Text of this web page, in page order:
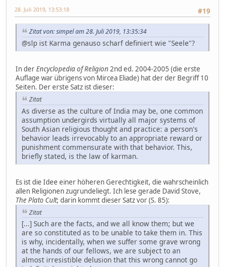
#19
28. Juli 2019, 13:53:18
Zitat von: simpel am 28. Juli 2019, 13:35:34
@slp ist Karma genauso scharf definiert wie "Seele"?
In derEncyclopedia of Religion 2nd ed. 2004-2005 (die erste
Auflage war übrigens von Mircea Eliade) hat der der Begriff 10
Seiten. Der erste Satz ist dieser:
Zitat
As diverse as the culture of India may be, one common
assumption undergirds virtually all major systems of
South Asian religious thought and practice: a person's
behavior leads irrevocably to an appropriate reward or
punishment commensurate with that behavior. This,
briefly stated, is the law of karman.
Es ist die Idee einer höheren Gerechtigkeit, die wahrscheinlich
allen Religionen zugrundeliegt. Ich lese gerade David Stove,
The Plato Cult; darin kommt dieser Satz vor (S. 85):
Zitat
[...] Such are the facts, and we all know them; but we
are so constituted as to be unable to take them in. This
is why, incidentally, when we suffer some grave wrong
at the hands of our fellows, we are subject to an
almost irresistible delusion that this wrong cannot go